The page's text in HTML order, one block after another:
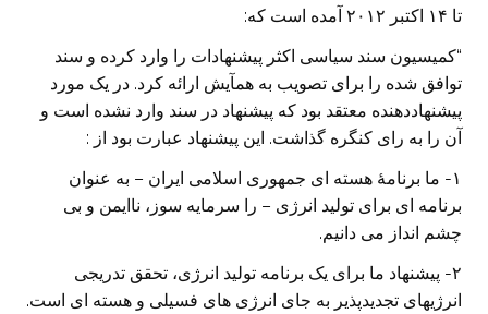
تا ۱۴ اکتبر ۲۰۱۲ آمده است که:
“کمیسیون سند سیاسی اکثر پیشنهادات را وارد کرده و سند
توافق شده را برای تصویب به همآیش ارائه کرد. در یک مورد
پیشنهاددهنده معتقد بود که پیشنهاد در سند وارد نشده است و
آن را به رای کنگره گذاشت. این پیشنهاد عبارت بود از :
۱- ما برنامۀ هسته ای جمهوری اسلامی ایران – به عنوان
برنامه ای برای تولید انرژی – را سرمایه سوز، ناایمن و بی
چشم انداز می دانیم.
۲- پیشنهاد ما برای یک برنامه تولید انرژی، تحقق تدریجی
انرژیهای تجدیدپذیر به جای انرژی های فسیلی و هسته ای است.